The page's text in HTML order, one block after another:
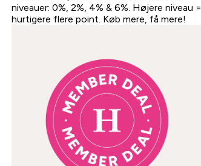
niveauer: 0%, 2%, 4% & 6%. Højere niveau =
hurtigere flere point. Køb mere, få mere!